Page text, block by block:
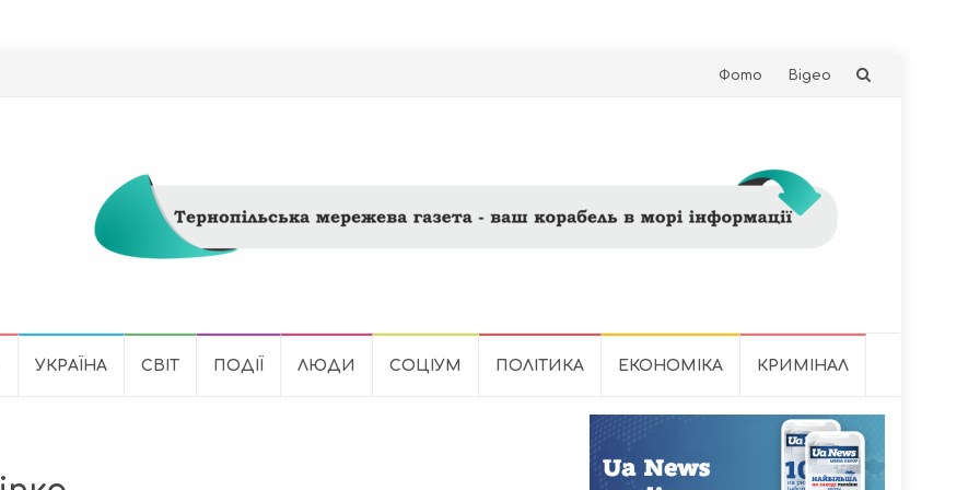
Skip
Фото Відео
УКРАЇНА СВІТ ПОДІЇ ЛЮДИ СОЦІУМ ПОЛІТИКА ЕКОНОМІКА КРИМІНАЛ